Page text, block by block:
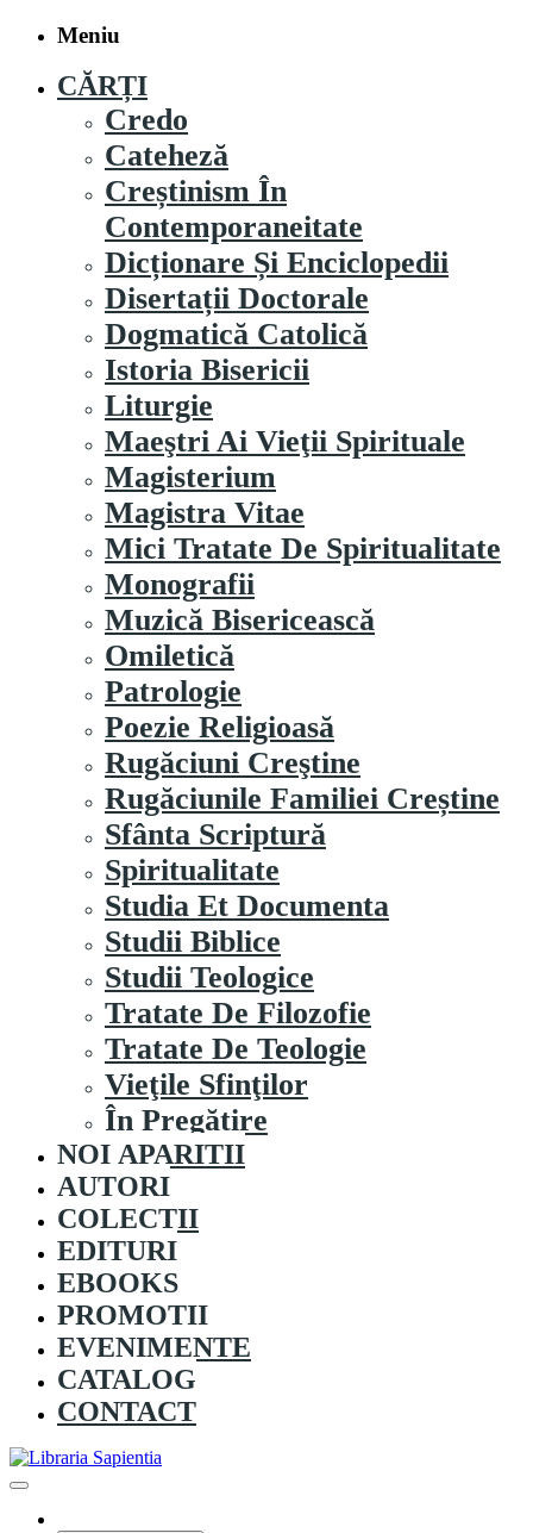
Meniu
CĂRȚI
Credo
Cateheză
Creștinism În
Contemporaneitate
Dicționare Și Enciclopedii
Disertații Doctorale
Dogmatică Catolică
Istoria Bisericii
Liturgie
Maeştri Ai Vieţii Spirituale
Magisterium
Magistra Vitae
Mici Tratate De Spiritualitate
Monografii
Muzică Bisericească
Omiletică
Patrologie
Poezie Religioasă
Rugăciuni Creştine
Rugăciunile Familiei Creștine
Sfânta Scriptură
Spiritualitate
Studia Et Documenta
Studii Biblice
Studii Teologice
Tratate De Filozofie
Tratate De Teologie
Vieţile Sfinţilor
În Pregătire
NOI APARITII
AUTORI
COLECȚII
EDITURI
EBOOKS
PROMOȚII
EVENIMENTE
CATALOG
CONTACT